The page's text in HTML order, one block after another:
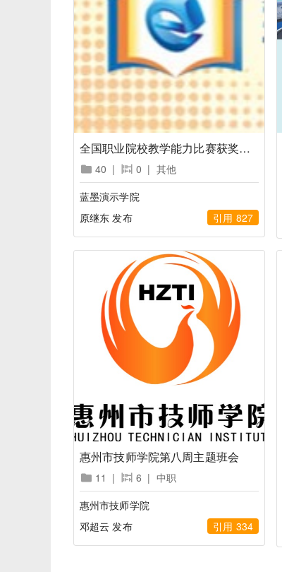
全国职业院校教学能力比赛获奖案例集
40 | 0 | 其他
蓝墨演示学院
原继东 发布
引用 827
惠州市技师学院第八周主题班会
11 | 6 | 中职
惠州市技师学院
邓超云 发布
引用 334